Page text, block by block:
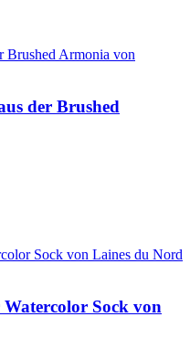
der Brushed
Sock von